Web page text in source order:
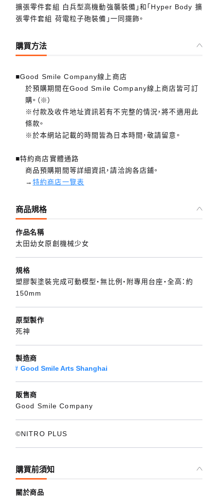
擴張零件套組 白兵型高機動強襲裝備」和「Hyper Body 擴
張零件套組 荷電粒子砲裝備」一同擺飾。
購買方法
■Good Smile Company線上商店
於預購期間在Good Smile Company線上商店皆可訂
購。（※）
※付款及收件地址資訊若有不完整的情況，將不適用此
條款。
※於本網站記載的時間皆為日本時間，敬請留意。
■特約商店實體通路
商品預購期間等詳細資訊，請洽詢各店鋪。
→特約商店一覽表
商品規格
作品名稱
太田幼女原創機械少女
規格
塑膠製塗裝完成可動模型・無比例・附專用台座・全高：約
150mm
原型製作
死神
製造商
Good Smile Arts Shanghai
販售商
Good Smile Company
©NITRO PLUS
購買前須知
關於商品